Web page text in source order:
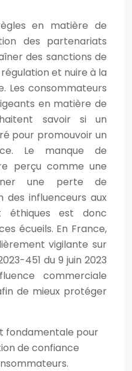
en matière de
des partenariats
des sanctions de
et nuire à la
Les consommateurs
en matière de
savoir si un
pour promouvoir un
Le manque de
perçu comme une
une perte de
des influenceurs aux
éthiques est donc
écueils. En France,
vigilante sur
451 du 9 juin 2023
commerciale
de mieux protéger
fondamentale pour
de confiance